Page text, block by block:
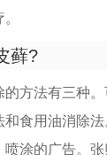
藓?
的方法有三种
和食用油消除
涂的广告。